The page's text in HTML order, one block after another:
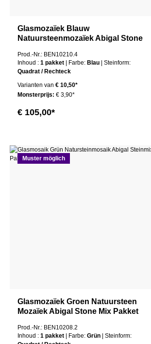
Glasmozaïek Blauw
Natuursteenmozaïek Abigal Stone
Prod.-Nr.: BEN10210.4
Inhoud : 1 pakket | Farbe: Blau
| Steinform:
Quadrat / Rechteck
Varianten van € 10,50*
Monsterprijs: € 3,90*
€ 105,00*
Muster möglich
Glasmozaïek Groen Natuursteen
Mozaïek Abigal Stone Mix Pakket
Prod.-Nr.: BEN10208.2
Inhoud : 1 pakket | Farbe: Grün
| Steinform: